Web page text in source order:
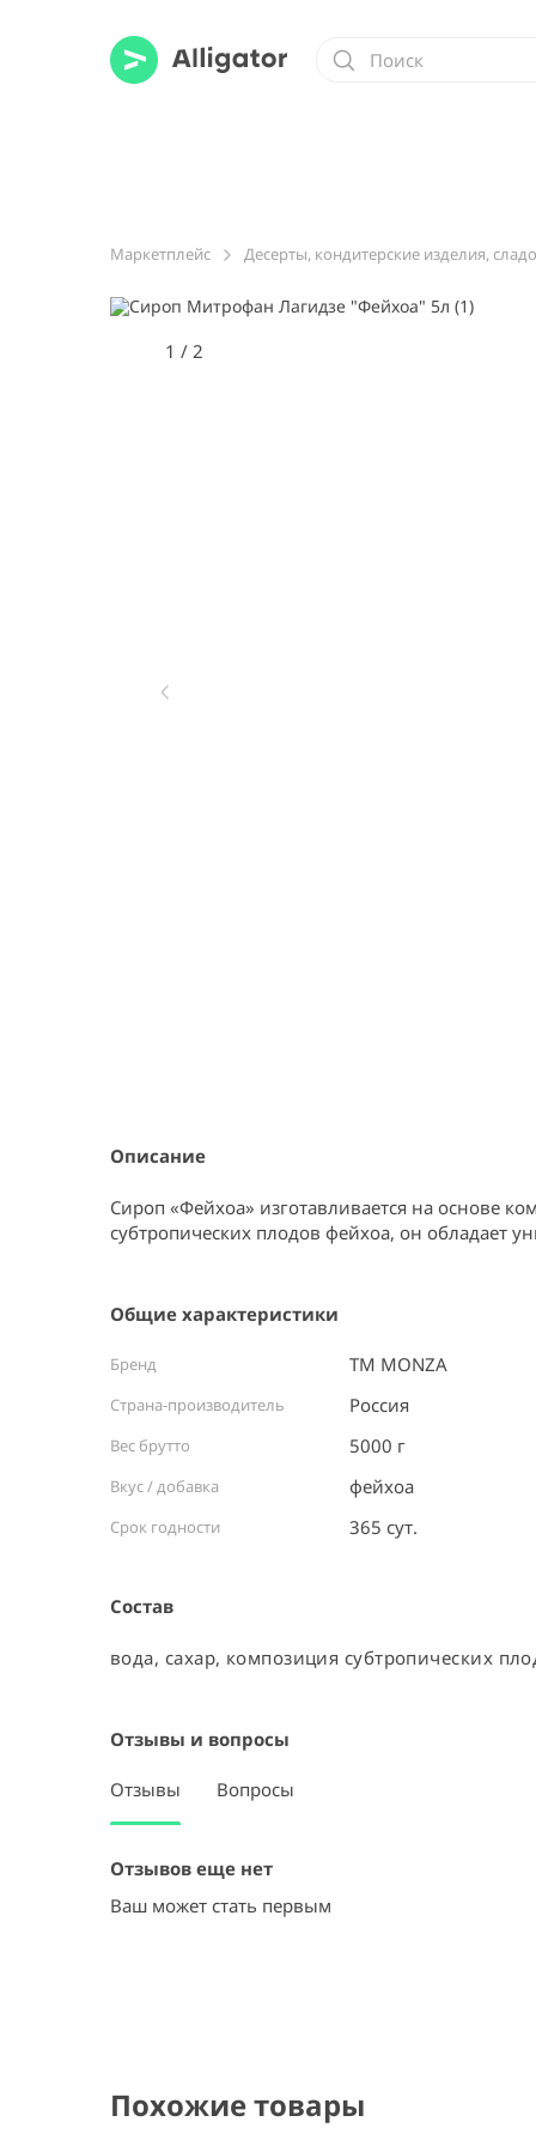
Маркетплейс Десерты, кондитерские изделия,
1 / 2
2
Описание
Сироп «Фейхоа» изготавливается на основе
субтропических плодов фейхоа, он обладает
Общие характеристики
Бренд ТМ MONZA
Страна-производитель Россия ⠀
Вес брутто 5000 г
Вкус / добавка фейхоа
Срок годности 365 сут.
Состав
вода, сахар, композиция субтропических
Отзывы и вопросы
Отзывы Вопросы
Отзывов еще нет
Ваш может стать первым
Похожие товары